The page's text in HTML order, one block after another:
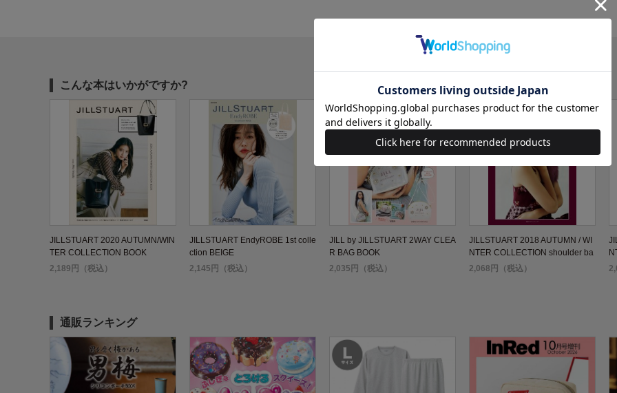
こんな本はいかがですか?
JILLSTUART 2020 AUTUMN/WIN
TER COLLECTION BOOK
2,189円（税込）
JILLSTUART EndyROBE 1st colle
ction BEIGE
2,145円（税込）
JILL by JILLSTUART 2WAY CLEA
R BAG BOOK
2,035円（税込）
JILLSTUART 2018 AUTUMN / WI
NTER COLLECTION shoulder ba
g
2,068円（税込）
通販ランキング